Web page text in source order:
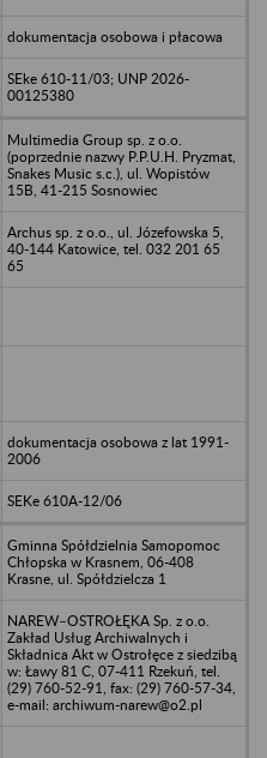
dokumentacja osobowa i płacowa
SEke 610-11/03; UNP 2026-
00125380
Multimedia Group sp. z o.o.
(poprzednie nazwy P.P.U.H. Pryzmat,
Snakes Music s.c.), ul. Wopistów
15B, 41-215 Sosnowiec
Archus sp. z o.o., ul. Józefowska 5,
40-144 Katowice, tel. 032 201 65
65
dokumentacja osobowa z lat 1991-
2006
SEKe 610A-12/06
Gminna Spółdzielnia Samopomoc
Chłopska w Krasnem, 06-408
Krasne, ul. Spółdzielcza 1
NAREW–OSTROŁĘKA Sp. z o.o.
Zakład Usług Archiwalnych i
Składnica Akt w Ostrołęce z siedzibą
w: Ławy 81 C, 07-411 Rzekuń, tel.
(29) 760-52-91, fax: (29) 760-57-34,
e-mail: archiwum-narew@o2.pl